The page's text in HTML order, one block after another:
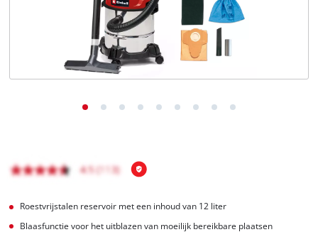
Roestvrijstalen reservoir met een inhoud van 12 liter
Blaasfunctie voor het uitblazen van moeilijk bereikbare plaatsen